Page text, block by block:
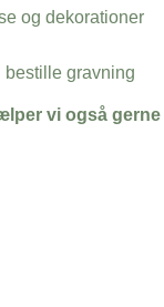
og dekorationer
bestille gravning
vi også gerne